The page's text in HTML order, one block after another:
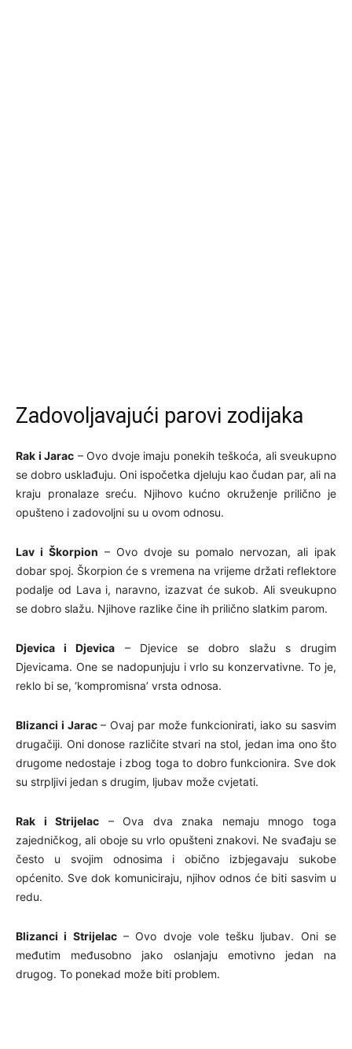
Zadovoljavajući parovi zodijaka
Rak i Jarac – Ovo dvoje imaju ponekih teškoća, ali sveukupno
se dobro usklađuju. Oni ispočetka djeluju kao čudan par, ali na
kraju pronalaze sreću. Njihovo kućno okruženje prilično je
opušteno i zadovoljni su u ovom odnosu.
Lav i Škorpion – Ovo dvoje su pomalo nervozan, ali ipak
dobar spoj. Škorpion će s vremena na vrijeme držati reflektore
podalje od Lava i, naravno, izazvat će sukob. Ali sveukupno
se dobro slažu. Njihove razlike čine ih prilično slatkim parom.
Djevica i Djevica – Djevice se dobro slažu s drugim
Djevicama. One se nadopunjuju i vrlo su konzervativne. To je,
reklo bi se, ‘kompromisna’ vrsta odnosa.
Blizanci i Jarac– Ovaj par može funkcionirati, iako su sasvim
drugačiji. Oni donose različite stvari na stol, jedan ima ono što
drugome nedostaje i zbog toga to dobro funkcionira. Sve dok
su strpljivi jedan s drugim, ljubav može cvjetati.
Rak i Strijelac – Ova dva znaka nemaju mnogo toga
zajedničkog, ali oboje su vrlo opušteni znakovi. Ne svađaju se
često u svojim odnosima i obično izbjegavaju sukobe
općenito. Sve dok komuniciraju, njihov odnos će biti sasvim u
redu.
Blizanci i Strijelac– Ovo dvoje vole tešku ljubav. Oni se
međutim međusobno jako oslanjaju emotivno jedan na
drugog. To ponekad može biti problem.